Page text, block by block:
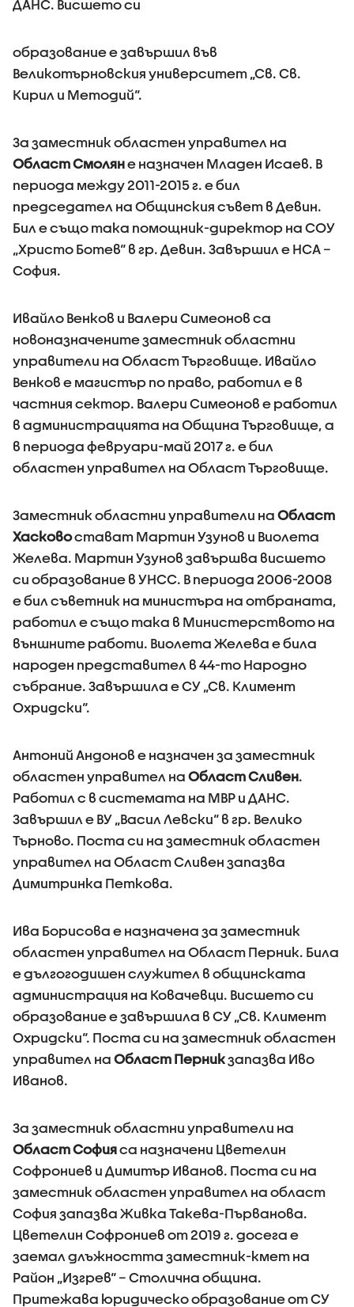
ДАНС. Висшето си
образование е завършил във
Великотърновския университет „Св. Св.
Кирил и Методий“.
За заместник областен управител на
Област Смоляне назначен Младен Исаев. В
периода между 2011-2015 г. е бил
председател на Общинския съвет в Девин.
Бил е също така помощник-директор на СОУ
„Христо Ботев“ в гр. Девин. Завършил е НСА –
София.
Ивайло Венков и Валери Симеонов са
новоназначените заместник областни
управители на Област Търговище. Ивайло
Венков е магистър по право, работил е в
частния сектор. Валери Симеонов е работил
в администрацията на Община Търговище, а
в периода февруари-май 2017 г. е бил
областен управител на Област Търговище.
Заместник областни управители на Област
Хасковостават Мартин Узунов и Виолета
Желева. Мартин Узунов завършва висшето
си образование в УНСС. В периода 2006-2008
е бил съветник на министъра на отбраната,
работил е също така в Министерството на
външните работи. Виолета Желева е била
народен представител в 44-то Народно
събрание. Завършила е СУ „Св. Климент
Охридски“.
Антоний Андонов е назначен за заместник
областен управител на Област Сливен.
Работил с в системата на МВР и ДАНС.
Завършил е ВУ „Васил Левски“ в гр. Велико
Търново. Поста си на заместник областен
управител на Област Сливен запазва
Димитринка Петкова.
Ива Борисова е назначена за заместник
областен управител на Област Перник. Била
е дългогодишен служител в общинската
администрация на Ковачевци. Висшето си
образование е завършила в СУ „Св. Климент
Охридски“. Поста си на заместник областен
управител на Област Перникзапазва Иво
Иванов.
За заместник областни управители на
Област Софияса назначени Цветелин
Софрониев и Димитър Иванов. Поста си на
заместник областен управител на област
София запазва Живка Такева-Първанова.
Цветелин Софрониев от 2019 г. досега е
заемал длъжността заместник-кмет на
Район „Изгрев“ – Столична община.
Притежава юридическо образование от СУ